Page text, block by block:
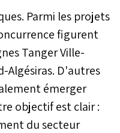
Parmi les projets
figurent
Tanger Ville-
Algésiras. D'autres
émerger
objectif est clair :
du secteur